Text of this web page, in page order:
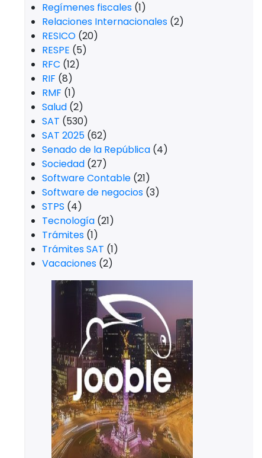
Regímenes fiscales (1)
Relaciones Internacionales (2)
RESICO (20)
RESPE (5)
RFC (12)
RIF (8)
RMF (1)
Salud (2)
SAT (530)
SAT 2025 (62)
Senado de la República (4)
Sociedad (27)
Software Contable (21)
Software de negocios (3)
STPS (4)
Tecnología (21)
Trámites (1)
Trámites SAT (1)
Vacaciones (2)